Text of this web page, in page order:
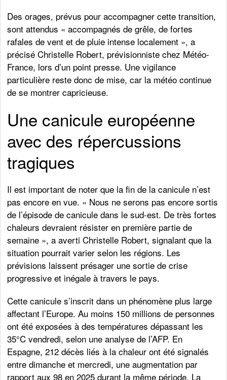
Des orages, prévus pour accompagner cette transition,
sont attendus « accompagnés de grêle, de fortes
rafales de vent et de pluie intense localement », a
précisé Christelle Robert, prévisionniste chez Météo-
France, lors d’un point presse. Une vigilance
particulière reste donc de mise, car la météo continue
de se montrer capricieuse.
Une canicule européenne
avec des répercussions
tragiques
Il est important de noter que la fin de la canicule n’est
pas encore en vue. « Nous ne serons pas encore sortis
de l’épisode de canicule dans le sud-est. De très fortes
chaleurs devraient résister en première partie de
semaine », a averti Christelle Robert, signalant que la
situation pourrait varier selon les régions. Les
prévisions laissent présager une sortie de crise
progressive et inégale à travers le pays.
Cette canicule s’inscrit dans un phénomène plus large
affectant l’Europe. Au moins 150 millions de personnes
ont été exposées à des températures dépassant les
35°C vendredi, selon une analyse de l’AFP. En
Espagne, 212 décès liés à la chaleur ont été signalés
entre dimanche et mercredi, une augmentation par
rapport aux 98 en 2025 durant la même période. La